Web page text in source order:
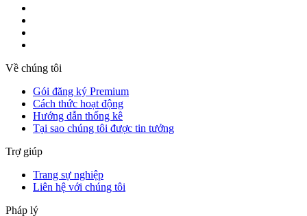
Về chúng tôi
Gói đăng ký Premium
Cách thức hoạt động
Hướng dẫn thống kê
Tại sao chúng tôi được tin tưởng
Trợ giúp
Trang sự nghiệp
Liên hệ với chúng tôi
Pháp lý